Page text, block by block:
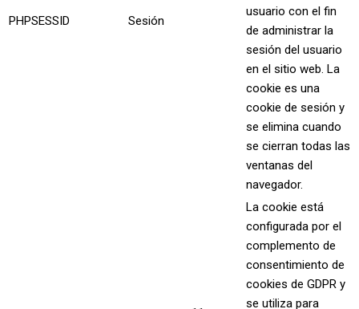
PHPSESSID Sesión
usuario con el fin
de administrar la
sesión del usuario
en el sitio web. La
cookie es una
cookie de sesión y
se elimina cuando
se cierran todas las
ventanas del
navegador.
La cookie está
configurada por el
complemento de
consentimiento de
cookies de GDPR y
se utiliza para